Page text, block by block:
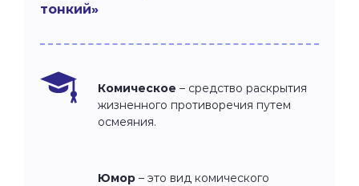
тонкий»
Комическое – средство раскрытия
жизненного противоречия путем
осмеяния.
Юмор – это вид комического